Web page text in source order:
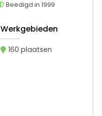
Beëdigd in 1999
Werkgebieden
160 plaatsen